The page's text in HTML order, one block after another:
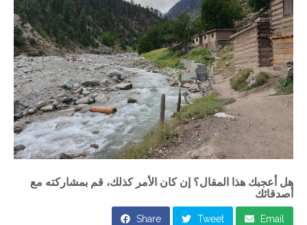
هل أعجبك هذا المقال؟ إن كان الأمر كذلك، قم بمشاركته مع
أصدقائك
Share Tweet Email